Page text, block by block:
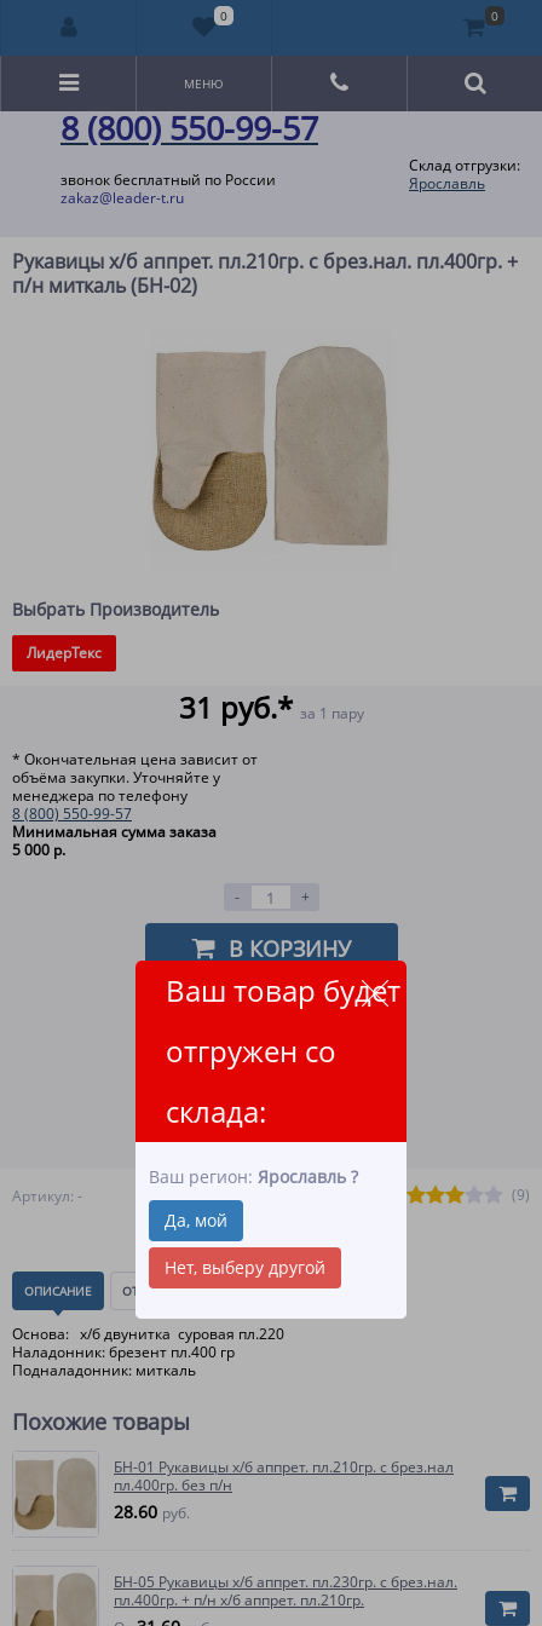
8 (800) 550-99-57
звонок бесплатный по России
zakaz@leader-t.ru
Склад отгрузки:
Ярославль
Ваш товар будет
отгружен со
склада:
Ваш регион:Ярославль ?
Да, мой
Нет, выберу другой
МЕНЮ
Рукавицы х/б аппрет. пл.210гр. с брез.нал. пл.400гр. +
п/н миткаль (БН-02)
Артикул: - (9)
Выбрать Производитель
ЛидерТекс
31 руб.* за 1 пару
* Окончательная цена зависит от
объёма закупки. Уточняйте у
менеджера по телефону
8 (800) 550-99-57
Минимальная сумма заказа
5 000 р.
- +
В КОРЗИНУ
НАШЛИ ДЕШЕВЛЕ?
ОТЛОЖИТЬ
ПОДРОБНЕЕ О ДОСТАВКЕ
ОПИСАНИЕ ОТЗЫВЫ(0)
Основа: х/б двунитка суровая пл.220
Наладонник: брезент пл.400 гр
Подналадонник: миткаль
Похожие товары
БН-01 Рукавицы х/б аппрет. пл.210гр. с брез.нал
пл.400гр. без п/н
28.60 руб.
БН-05 Рукавицы х/б аппрет. пл.230гр. с брез.нал.
пл.400гр. + п/н х/б аппрет. пл.210гр.
0 0